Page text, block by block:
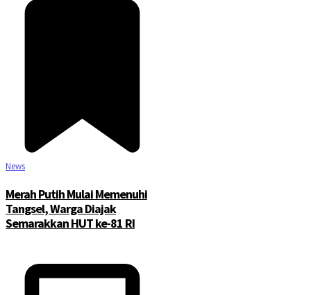
News
Merah Putih Mulai Memenuhi
Tangsel, Warga Diajak
Semarakkan HUT ke-81 RI